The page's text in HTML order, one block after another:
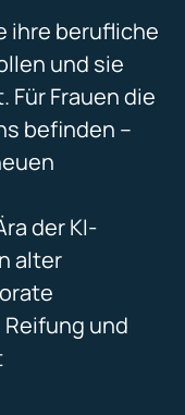
ihre berufliche
und sie
Frauen die
befinden –
der KI-
alter
und